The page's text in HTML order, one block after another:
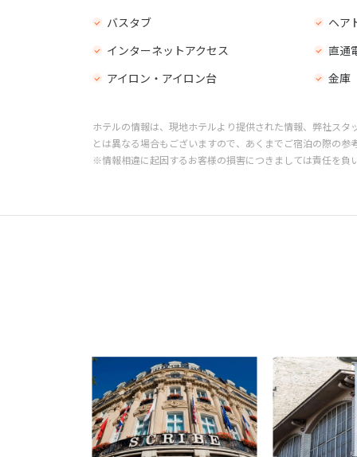
バスタブ
ヘア
インターネットアクセス
直通
アイロン・アイロン台
金庫
ホテルの情報は、現地ホテルより提供された情報、弊社ス
とは異なる場合もございますので、あくまでご宿泊の際の参
※情報相違に起因するお客様の損害につきましては責任を負